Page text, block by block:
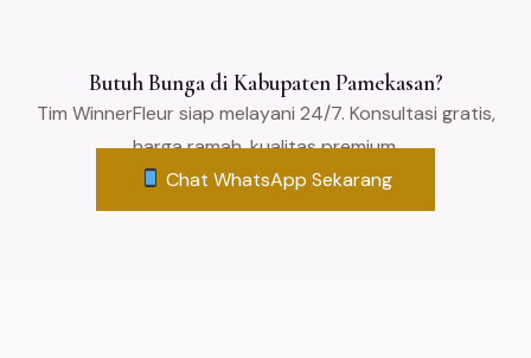
Butuh Bunga di Kabupaten Pamekasan?
Tim WinnerFleur siap melayani 24/7. Konsultasi gratis,
harga ramah, kualitas premium.
Chat WhatsApp Sekarang